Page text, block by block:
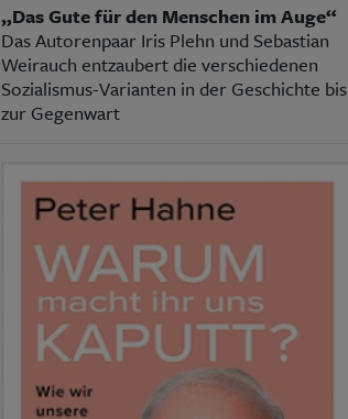
„Das Gute für den Menschen im Auge“
Das Autorenpaar Iris Plehn und Sebastian
Weirauch entzaubert die verschiedenen
Sozialismus-Varianten in der Geschichte bis
zur Gegenwart